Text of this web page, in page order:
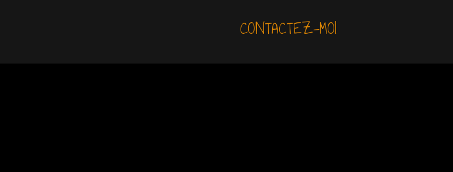
CONTACTEZ-MOI